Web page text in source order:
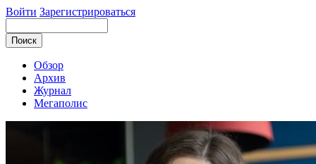
Войти Зарегистрироваться
Обзор
Архив
Журнал
Мегаполис